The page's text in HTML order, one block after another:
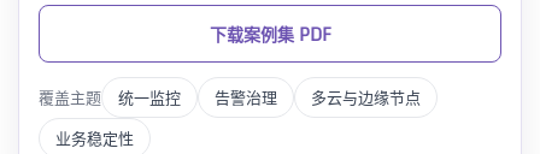
下载案例集 PDF
覆盖主题 统一监控 告警治理
多云与边缘节点
业务稳定性